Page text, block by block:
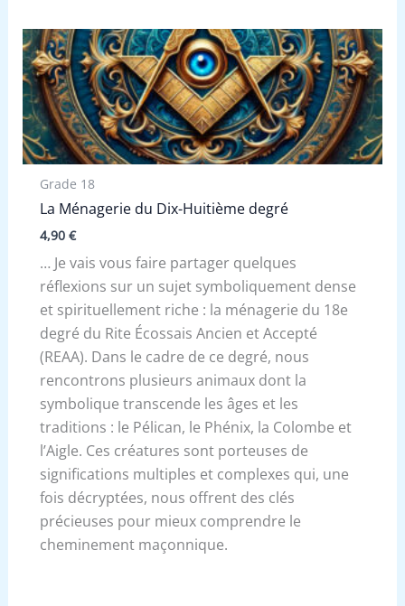
Grade 18
La Ménagerie du Dix-Huitième degré
4,90 €
… Je vais vous faire partager quelques
réflexions sur un sujet symboliquement dense
et spirituellement riche : la ménagerie du 18e
degré du Rite Écossais Ancien et Accepté
(REAA). Dans le cadre de ce degré, nous
rencontrons plusieurs animaux dont la
symbolique transcende les âges et les
traditions : le Pélican, le Phénix, la Colombe et
l’Aigle. Ces créatures sont porteuses de
significations multiples et complexes qui, une
fois décryptées, nous offrent des clés
précieuses pour mieux comprendre le
cheminement maçonnique.